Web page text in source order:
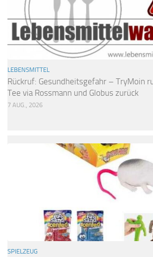
LEBENSMITTEL
Rückruf: Gesundheitsgefahr – TryMoin
Tee via Rossmann und Globus zurück
7 AUG., 2026
SPIELZEUG